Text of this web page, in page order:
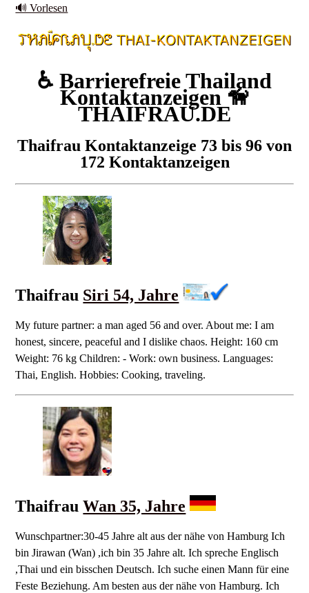
🔊 Vorlesen
♿ Barrierefreie Thailand
Kontaktanzeigen 🦮
THAIFRAU.DE
Thaifrau Kontaktanzeige 73 bis 96 von
172 Kontaktanzeigen
Thaifrau Siri 54, Jahre
My future partner: a man aged 56 and over. About me: I am
honest, sincere, peaceful and I dislike chaos. Height: 160 cm
Weight: 76 kg Children: - Work: own business. Languages:
Thai, English. Hobbies: Cooking, traveling.
ThaifrauWan 35, Jahre
Wunschpartner:30-45 Jahre alt aus der nähe von Hamburg Ich
bin Jirawan (Wan) ,ich bin 35 Jahre alt. Ich spreche Englisch
,Thai und ein bisschen Deutsch. Ich suche einen Mann für eine
Feste Beziehung. Am besten aus der nähe von Hamburg. Ich